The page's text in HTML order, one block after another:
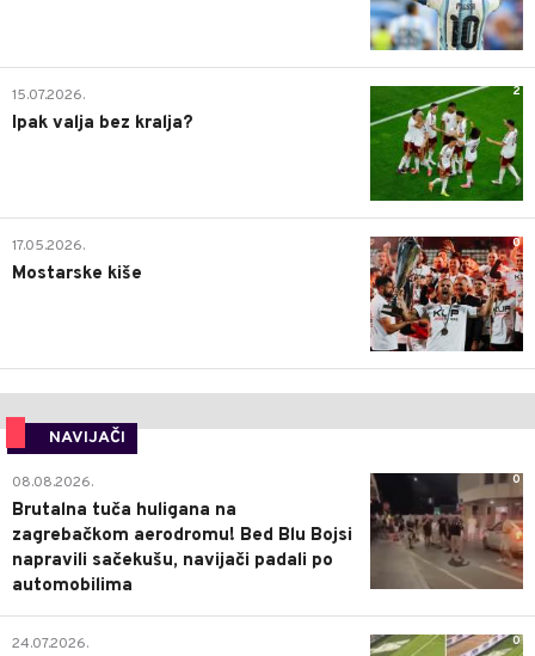
2
15.07.2026.
Ipak valja bez kralja?
0
17.05.2026.
Mostarske kiše
NAVIJAČI
0
08.08.2026.
Brutalna tuča huligana na
zagrebačkom aerodromu! Bed Blu Bojsi
napravili sačekušu, navijači padali po
automobilima
0
24.07.2026.